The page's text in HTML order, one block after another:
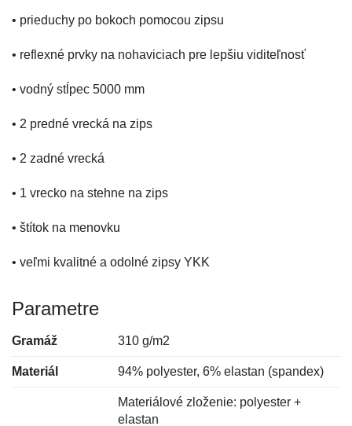
• prieduchy po bokoch pomocou zipsu
• reflexné prvky na nohaviciach pre lepšiu viditeľnosť
• vodný stĺpec 5000 mm
• 2 predné vrecká na zips
• 2 zadné vrecká
• 1 vrecko na stehne na zips
• štítok na menovku
• veľmi kvalitné a odolné zipsy YKK
Parametre
Gramáž 310 g/m2
Materiál 94% polyester, 6% elastan (spandex)
Materiálové zloženie: polyester +
elastan